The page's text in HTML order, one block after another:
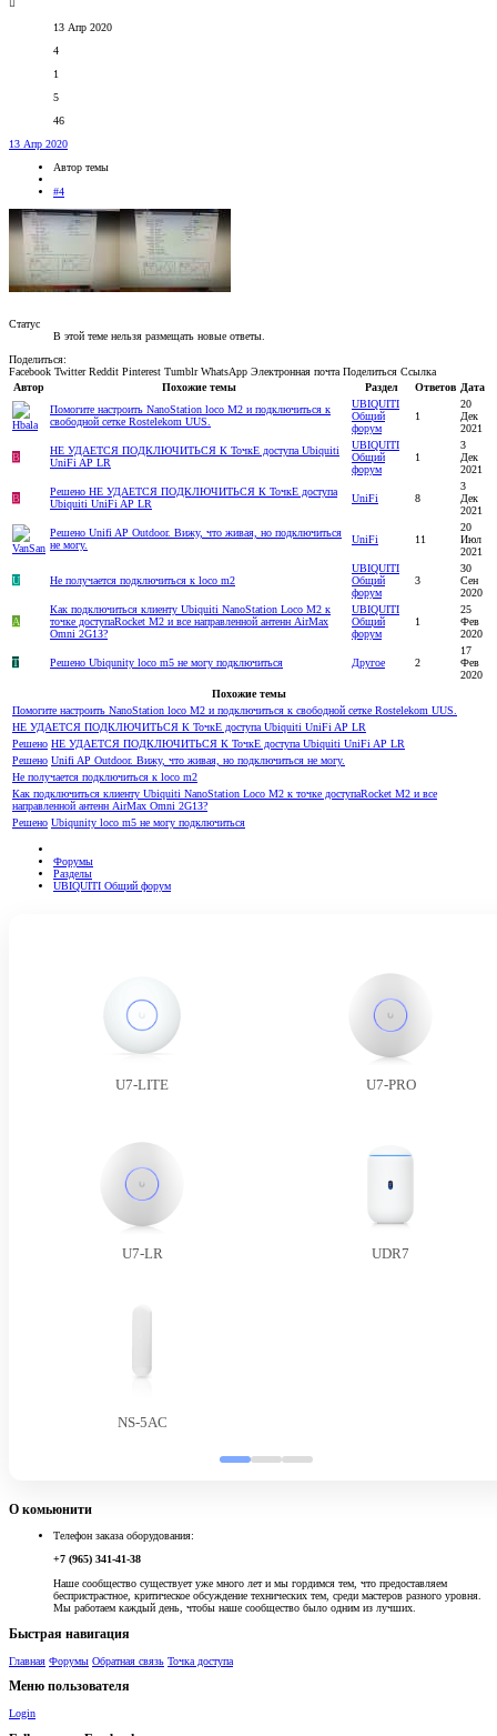
13 Апр 2020
4
1
5
46
13 Апр 2020
Автор темы
#4
Статус
В этой теме нельзя размещать новые ответы.
Поделиться:
Facebook Twitter Reddit Pinterest Tumblr WhatsApp Электронная почта Поделиться Ссылка
Автор
Похожие темы Раздел Ответов Дата
Помогите настроить NanoStation loco M2 и подключиться к
свободной сетке Rostelekom UUS.
UBIQUITI
Общий
форум
1
20
Дек
2021
В
НЕ УДАЕТСЯ ПОДКЛЮЧИТЬСЯ К ТочкЕ доступа Ubiquiti
UniFi AP LR
UBIQUITI
Общий
форум
1
3
Дек
2021
В
Решено НЕ УДАЕТСЯ ПОДКЛЮЧИТЬСЯ К ТочкЕ доступа
Ubiquiti UniFi AP LR
UniFi 8
3
Дек
2021
Решено Unifi AP Outdoor. Вижу, что живая, но подключиться
не могу.
UniFi 11
20
Июл
2021
U Не получается подключиться к loco m2
UBIQUITI
Общий
форум
3
30
Сен
2020
A
Как подключиться клиенту Ubiquiti NanoStation Loco M2 к
точке доступаRocket M2 и все направленной антенн AirMax
Omni 2G1З?
UBIQUITI
Общий
форум
1
25
Фев
2020
Т Решено Ubiqunity loco m5 не могу подключиться Другое 2
17
Фев
2020
Похожие темы
Помогите настроить NanoStation loco M2 и подключиться к свободной сетке Rostelekom UUS.
НЕ УДАЕТСЯ ПОДКЛЮЧИТЬСЯ К ТочкЕ доступа Ubiquiti UniFi AP LR
Решено НЕ УДАЕТСЯ ПОДКЛЮЧИТЬСЯ К ТочкЕ доступа Ubiquiti UniFi AP LR
Решено Unifi AP Outdoor. Вижу, что живая, но подключиться не могу.
Не получается подключиться к loco m2
Как подключиться клиенту Ubiquiti NanoStation Loco M2 к точке доступаRocket M2 и все
направленной антенн AirMax Omni 2G1З?
Решено Ubiqunity loco m5 не могу подключиться
Форумы
Разделы
UBIQUITI Общий форум
U7-LITE U7-PRO
U7-LR UDR7
NS-5AC
О комьюнити
Телефон заказа оборудования:
+7 (965) 341-41-38
Наше сообщество существует уже много лет и мы гордимся тем, что предоставляем
беспристрастное, критическое обсуждение технических тем, среди мастеров разного уровня.
Мы работаем каждый день, чтобы наше сообщество было одним из лучших.
Быстрая навигация
Главная Форумы Обратная связь Точка доступа
Меню пользователя
Login